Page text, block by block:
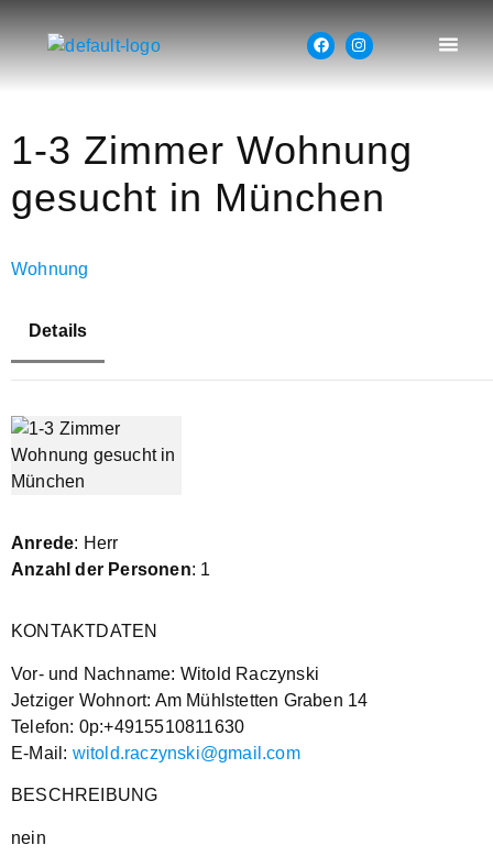
1-3 Zimmer Wohnung
gesucht in München
Wohnung
Details
Anrede: Herr
Anzahl der Personen: 1
KONTAKTDATEN
Vor- und Nachname: Witold Raczynski
Jetziger Wohnort: Am Mühlstetten Graben 14
Telefon: 0p:+4915510811630
E-Mail: witold.raczynski@gmail.com
BESCHREIBUNG
nein